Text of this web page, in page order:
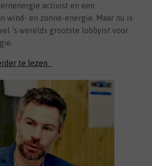
activist en een
wind- en zonne-energie. Maar nu is
’s werelds grootste lobbyist voor
te lezen